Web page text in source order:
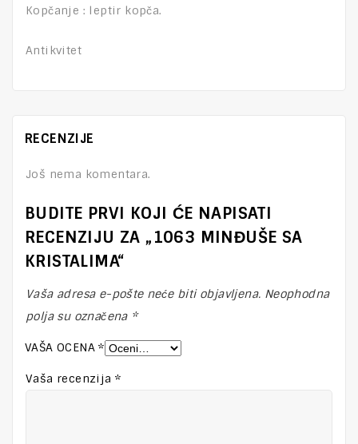
Kopčanje : leptir kopča.
Antikvitet
RECENZIJE
Još nema komentara.
BUDITE PRVI KOJI ĆE NAPISATI
RECENZIJU ZA „1063 MINĐUŠE SA
KRISTALIMA“
Vaša adresa e-pošte neće biti objavljena. Neophodna
polja su označena *
VAŠA OCENA*
Vaša recenzija*